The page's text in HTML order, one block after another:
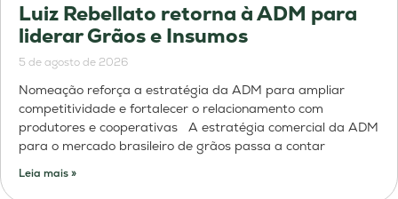
Luiz Rebellato retorna à ADM para
liderar Grãos e Insumos
5 de agosto de 2026
Nomeação reforça a estratégia da ADM para ampliar
competitividade e fortalecer o relacionamento com
produtores e cooperativas A estratégia comercial da ADM
para o mercado brasileiro de grãos passa a contar
Leia mais »